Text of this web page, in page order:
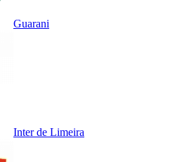
Guarani
Inter de Limeira